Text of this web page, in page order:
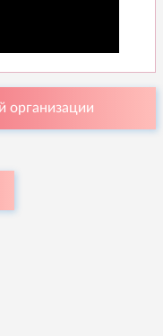
организации